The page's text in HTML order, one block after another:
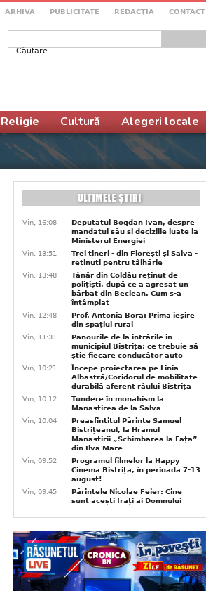
ARHIVA PUBLICITATE REDACŢIA CONTACT
Formular de căutare
Religie Cultură Alegeri locale
Vin, 16:08
Deputatul Bogdan Ivan, despre
mandatul său și deciziile luate la
Ministerul Energiei
Vin, 13:51
Trei tineri - din Florești și Salva -
reținuți pentru tâlhărie
Vin, 13:48
Tânăr din Coldău reținut de
polițiști, după ce a agresat un
bărbat din Beclean. Cum s-a
întâmplat
Vin, 12:48
Prof. Antonia Bora: Prima ieșire
din spațiul rural
Vin, 11:31
Panourile de la intrările în
municipiul Bistrița: ce trebuie să
știe fiecare conducător auto
Vin, 10:21
Începe proiectarea pe Linia
Albastră/Coridorul de mobilitate
durabilă aferent râului Bistrița
Vin, 10:12
Tundere în monahism la
Mănăstirea de la Salva
Vin, 10:04
Preasfințitul Părinte Samuel
Bistrițeanul, la Hramul
Mănăstirii „Schimbarea la Față”
din Ilva Mare
Vin, 09:52
Programul filmelor la Happy
Cinema Bistrița, în perioada 7-13
august!
Vin, 09:45
Părintele Nicolae Feier: Cine
sunt acești frați ai Domnului